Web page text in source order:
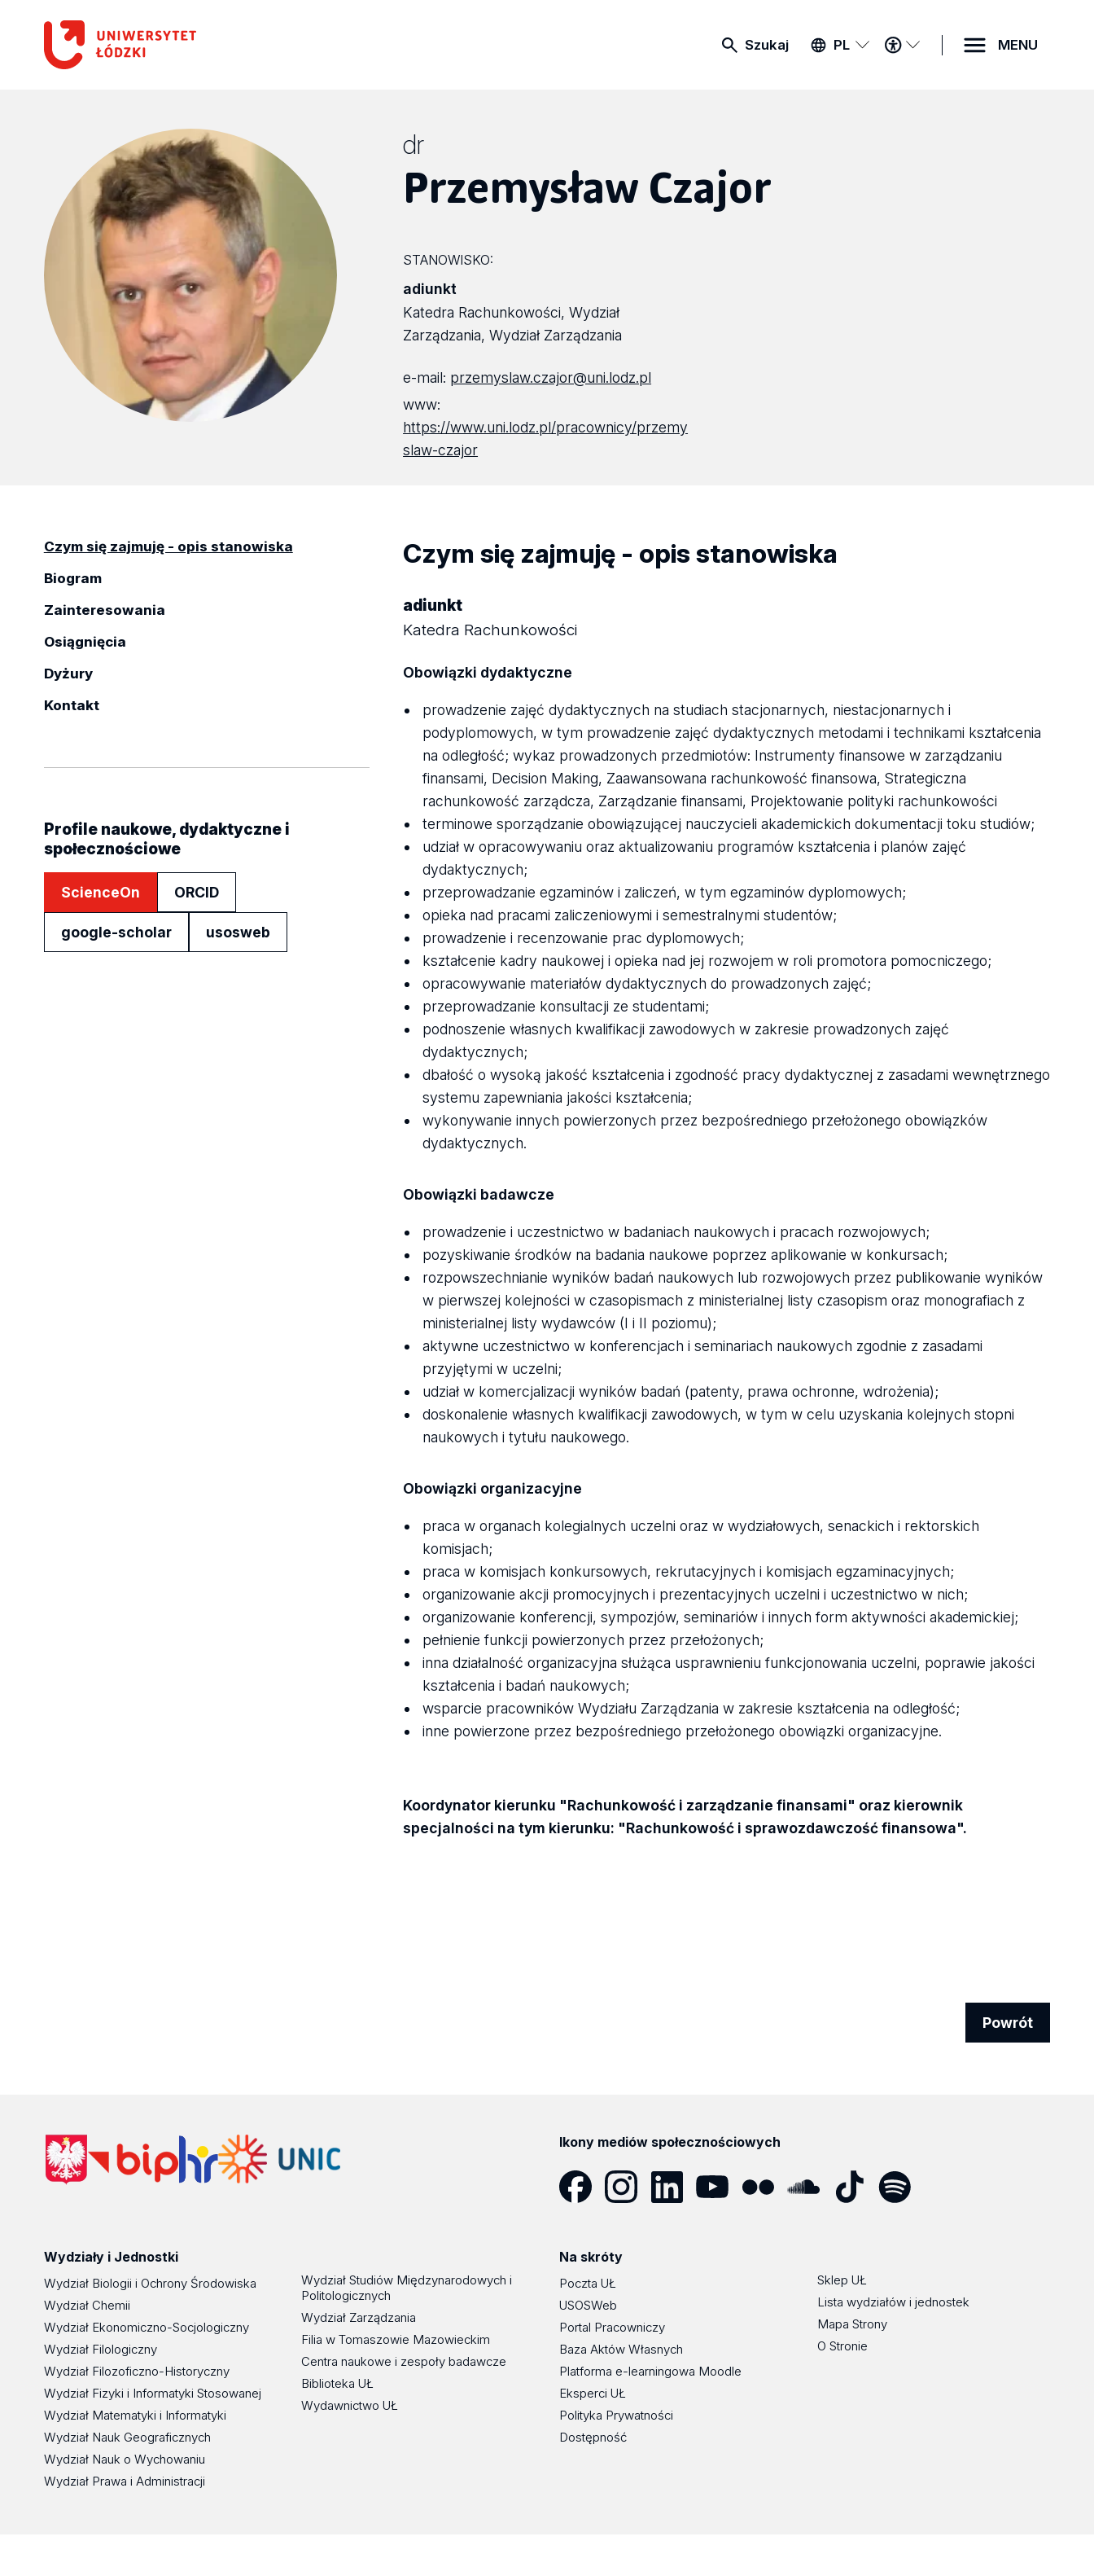
Szukaj PL
MENU
DOSTĘPNOŚCI
MENU
dr
Przemysław Czajor
STANOWISKO:
adiunkt
Katedra Rachunkowości, Wydział
Zarządzania, Wydział Zarządzania
e-mail: przemyslaw.czajor@uni.lodz.pl
www:
https://www.uni.lodz.pl/pracownicy/przemy
slaw-czajor
Czym się zajmuję - opis stanowiska
Biogram
Zainteresowania
Osiągnięcia
Dyżury
Kontakt
Profile naukowe, dydaktyczne i
społecznościowe
ScienceOn ORCID
google-scholar usosweb
Czym się zajmuję - opis stanowiska
adiunkt
Katedra Rachunkowości
Obowiązki dydaktyczne
prowadzenie zajęć dydaktycznych na studiach stacjonarnych, niestacjonarnych i
podyplomowych, w tym prowadzenie zajęć dydaktycznych metodami i technikami kształcenia
na odległość; wykaz prowadzonych przedmiotów: Instrumenty finansowe w zarządzaniu
finansami, Decision Making, Zaawansowana rachunkowość finansowa, Strategiczna
rachunkowość zarządcza, Zarządzanie finansami, Projektowanie polityki rachunkowości
terminowe sporządzanie obowiązującej nauczycieli akademickich dokumentacji toku studiów;
udział w opracowywaniu oraz aktualizowaniu programów kształcenia i planów zajęć
dydaktycznych;
przeprowadzanie egzaminów i zaliczeń, w tym egzaminów dyplomowych;
opieka nad pracami zaliczeniowymi i semestralnymi studentów;
prowadzenie i recenzowanie prac dyplomowych;
kształcenie kadry naukowej i opieka nad jej rozwojem w roli promotora pomocniczego;
opracowywanie materiałów dydaktycznych do prowadzonych zajęć;
przeprowadzanie konsultacji ze studentami;
podnoszenie własnych kwalifikacji zawodowych w zakresie prowadzonych zajęć
dydaktycznych;
dbałość o wysoką jakość kształcenia i zgodność pracy dydaktycznej z zasadami wewnętrznego
systemu zapewniania jakości kształcenia;
wykonywanie innych powierzonych przez bezpośredniego przełożonego obowiązków
dydaktycznych.
Obowiązki badawcze
prowadzenie i uczestnictwo w badaniach naukowych i pracach rozwojowych;
pozyskiwanie środków na badania naukowe poprzez aplikowanie w konkursach;
rozpowszechnianie wyników badań naukowych lub rozwojowych przez publikowanie wyników
w pierwszej kolejności w czasopismach z ministerialnej listy czasopism oraz monografiach z
ministerialnej listy wydawców (I i II poziomu);
aktywne uczestnictwo w konferencjach i seminariach naukowych zgodnie z zasadami
przyjętymi w uczelni;
udział w komercjalizacji wyników badań (patenty, prawa ochronne, wdrożenia);
doskonalenie własnych kwalifikacji zawodowych, w tym w celu uzyskania kolejnych stopni
naukowych i tytułu naukowego.
Obowiązki organizacyjne
praca w organach kolegialnych uczelni oraz w wydziałowych, senackich i rektorskich
komisjach;
praca w komisjach konkursowych, rekrutacyjnych i komisjach egzaminacyjnych;
organizowanie akcji promocyjnych i prezentacyjnych uczelni i uczestnictwo w nich;
organizowanie konferencji, sympozjów, seminariów i innych form aktywności akademickiej;
pełnienie funkcji powierzonych przez przełożonych;
inna działalność organizacyjna służąca usprawnieniu funkcjonowania uczelni, poprawie jakości
kształcenia i badań naukowych;
wsparcie pracowników Wydziału Zarządzania w zakresie kształcenia na odległość;
inne powierzone przez bezpośredniego przełożonego obowiązki organizacyjne.
Koordynator kierunku "Rachunkowość i zarządzanie finansami" oraz kierownik
specjalności na tym kierunku: "Rachunkowość i sprawozdawczość finansowa".
Powrót
Ikony mediów społecznościowych
Wydziały i Jednostki
Wydział Biologii i Ochrony Środowiska
Wydział Chemii
Wydział Ekonomiczno-Socjologiczny
Wydział Filologiczny
Wydział Filozoficzno-Historyczny
Wydział Fizyki i Informatyki Stosowanej
Wydział Matematyki i Informatyki
Wydział Nauk Geograficznych
Wydział Nauk o Wychowaniu
Wydział Prawa i Administracji
Wydział Studiów Międzynarodowych i
Politologicznych
Wydział Zarządzania
Filia w Tomaszowie Mazowieckim
Centra naukowe i zespoły badawcze
Biblioteka UŁ
Wydawnictwo UŁ
Na skróty
Poczta UŁ
USOSWeb
Portal Pracowniczy
Baza Aktów Własnych
Platforma e-learningowa Moodle
Eksperci UŁ
Polityka Prywatności
Dostępność
Sklep UŁ
Lista wydziałów i jednostek
Mapa Strony
O Stronie